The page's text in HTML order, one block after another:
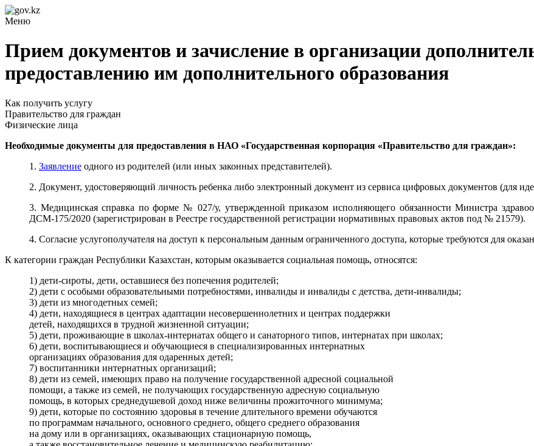
Меню
Прием документов и зачисление в организации
предоставлению им дополнительного образования
Как получить услугу
Правительство для граждан
Физические лица
Необходимые документы для предоставления в НАО «Государственная корпорация «Правительство для граждан»:
1. Заявление одного из родителей (или иных законных представителей).
2. Документ, удостоверяющий личность ребенка либо электронный документ из сервиса цифровых документов (для
3. Медицинская справка по форме № 027/у, утвержденной приказом исполняющего обязанности Министра
ДСМ-175/2020 (зарегистрирован в Реестре государственной регистрации нормативных правовых актов под № 21579).
4. Согласие услугополучателя на доступ к персональным данным ограниченного доступа, которые требуются для
К категории граждан Республики Казахстан, которым оказывается социальная помощь, относятся:
1) дети-сироты, дети, оставшиеся без попечения родителей;
2) дети с особыми образовательными потребностями, инвалиды и инвалиды с детства, дети-инвалиды;
3) дети из многодетных семей;
4) дети, находящиеся в центрах адаптации несовершеннолетних и центрах поддержки
детей, находящихся в трудной жизненной ситуации;
5) дети, проживающие в школах-интернатах общего и санаторного типов, интернатах при школах;
6) дети, воспитывающиеся и обучающиеся в специализированных интернатных
организациях образования для одаренных детей;
7) воспитанники интернатных организаций;
8) дети из семей, имеющих право на получение государственной адресной социальной
помощи, а также из семей, не получающих государственную адресную социальную
помощь, в которых среднедушевой доход ниже величины прожиточного минимума;
9) дети, которые по состоянию здоровья в течение длительного времени обучаются
по программам начального, основного среднего, общего среднего образования
на дому или в организациях, оказывающих стационарную помощь,